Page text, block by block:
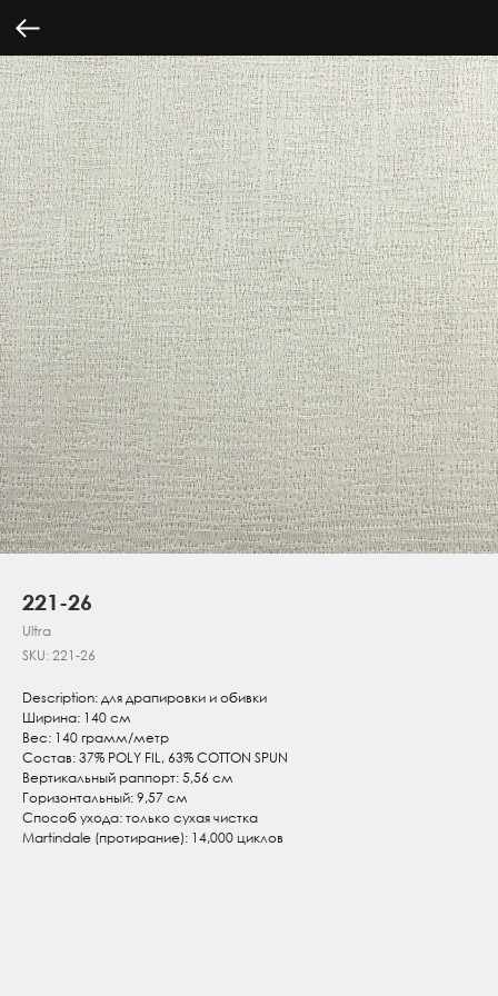
221-26
Ultra
SKU: 221-26
Description: для драпировки и обивки
Ширина: 140 см
Вес: 140 грамм/метр
Состав: 37% POLY FIL, 63% COTTON SPUN
Вертикальный раппорт: 5,56 см
Горизонтальный: 9,57 см
Способ ухода: только сухая чистка
Martindale (протирание): 14,000 циклов